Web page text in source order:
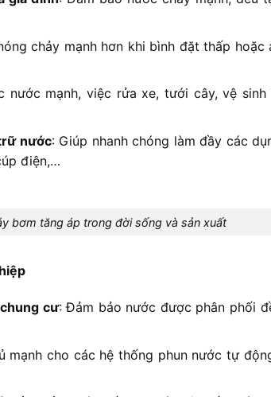
chảy mạnh hơn khi bình đặt thấp
nước mạnh, việc rửa xe, tưới cây, vệ
nước: Giúp nhanh chóng làm đầy các
điện,…
bơm tăng áp trong đời sống và sản xuất
cư: Đảm bảo nước được phân phối
mạnh cho các hệ thống phun nước tự